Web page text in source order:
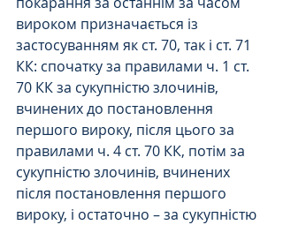
вироком призначається із
застосуванням як ст. 70, так і ст. 71
КК: спочатку за правилами ч. 1 ст.
70 КК за сукупністю злочинів,
вчинених до постановлення
першого вироку, після цього за
правилами ч. 4 ст. 70 КК, потім за
сукупністю злочинів, вчинених
після постановлення першого
вироку, і остаточно – за сукупністю